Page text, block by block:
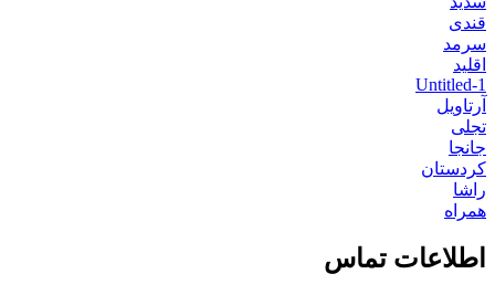
قندی
سرمد
اقلید
Untitled-1
آرتاویل
تجلی
جانجا
کردستان
راشا
همراه
اطلاعات تماس